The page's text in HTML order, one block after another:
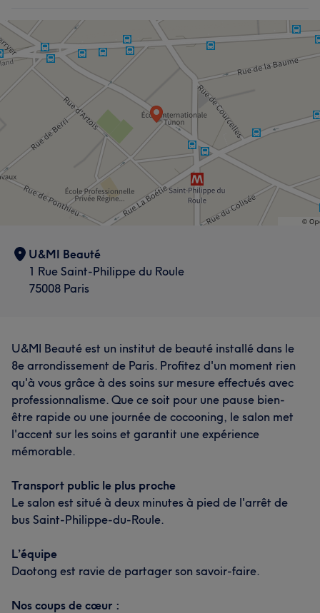
U&MI Beauté
1 Rue Saint-Philippe du Roule
75008 Paris
U&MI Beauté est un institut de beauté installé dans le
8e arrondissement de Paris. Profitez d'un moment rien
qu'à vous grâce à des soins sur mesure effectués avec
professionnalisme. Que ce soit pour une pause bien-
être rapide ou une journée de cocooning, le salon met
l'accent sur les soins et garantit une expérience
mémorable.
Transport public le plus proche
Le salon est situé à deux minutes à pied de l'arrêt de
bus Saint-Philippe-du-Roule.
L’équipe
Daotong est ravie de partager son savoir-faire.
Nos coups de cœur :